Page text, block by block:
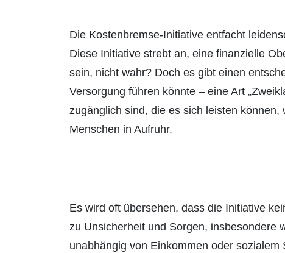
Die Kostenbremse-Initiative entfacht
Diese Initiative strebt an, eine finanzielle
sein, nicht wahr? Doch es gibt einen
Versorgung führen könnte – eine Art
zugänglich sind, die es sich leisten
Menschen in Aufruhr.
Es wird oft übersehen, dass die Initiative
zu Unsicherheit und Sorgen, insbesondere
unabhängig von Einkommen oder sozialem